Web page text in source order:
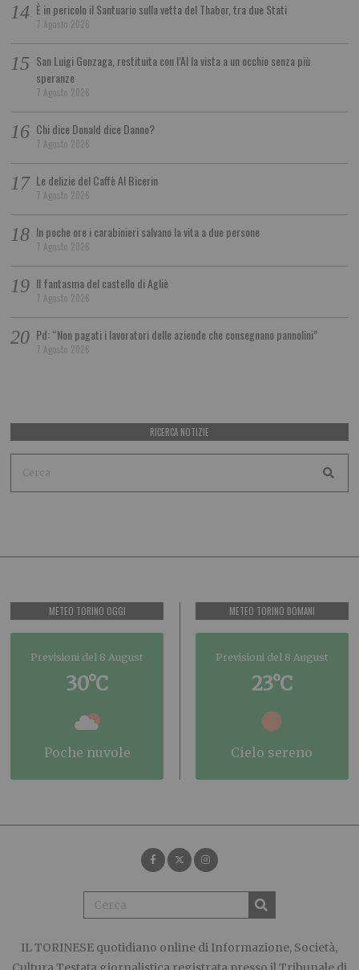
È in pericolo il Santuario sulla vetta del Thabor, tra due Stati
7 Agosto 2026
San Luigi Gonzaga, restituita con l’AI la vista a un occhio senza più
speranze
7 Agosto 2026
Chi dice Donald dice Danno?
7 Agosto 2026
Le delizie del Caffè Al Bicerin
7 Agosto 2026
In poche ore i carabinieri salvano la vita a due persone
7 Agosto 2026
Il fantasma del castello di Agliè
7 Agosto 2026
Pd: “Non pagati i lavoratori delle aziende che consegnano pannolini”
7 Agosto 2026
RICERCA NOTIZIE
METEO TORINO OGGI
Previsioni del 8 August
30°C
poche nuvole
METEO TORINO DOMANI
Previsioni del 8 August
23°C
cielo sereno
IL TORINESE quotidiano online di Informazione, Società,